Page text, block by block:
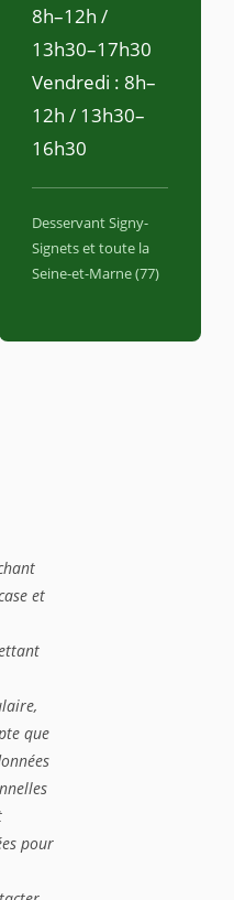
et
que
pour
8h–12h /
13h30–17h30
Vendredi : 8h–
12h / 13h30–
16h30
Desservant Signy-
Signets et toute la
Seine-et-Marne (77)